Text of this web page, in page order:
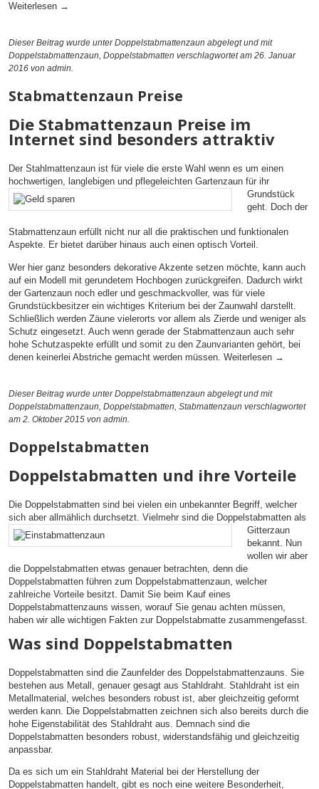
Weiterlesen →
Dieser Beitrag wurde unterDoppelstabmattenzaun abgelegt und mit
Doppelstabmattenzaun, Doppelstabmatten verschlagwortet am 26. Januar
2016 von admin.
Stabmattenzaun Preise
Die Stabmattenzaun Preise im
Internet sind besonders attraktiv
Der Stahlmattenzaun ist für viele die erste Wahl wenn es um einen
hochwertigen, langlebigen und pflegeleichten Gartenzaun für ihr
Grundstück
geht. Doch der
Stabmattenzaun erfüllt nicht nur all die praktischen und funktionalen
Aspekte. Er bietet darüber hinaus auch einen optisch Vorteil.
Wer hier ganz besonders dekorative Akzente setzen möchte, kann auch
auf ein Modell mit gerundetem Hochbogen zurückgreifen. Dadurch wirkt
der Gartenzaun noch edler und geschmackvoller, was für viele
Grundstückbesitzer ein wichtiges Kriterium bei der Zaunwahl darstellt.
Schließlich werden Zäune vielerorts vor allem als Zierde und weniger als
Schutz eingesetzt. Auch wenn gerade der Stabmattenzaun auch sehr
hohe Schutzaspekte erfüllt und somit zu den Zaunvarianten gehört, bei
denen keinerlei Abstriche gemacht werden müssen. Weiterlesen →
Dieser Beitrag wurde unterDoppelstabmattenzaun abgelegt und mit
Doppelstabmattenzaun Doppelstabmatten Stabmattenzaun verschlagwortet
am 2. Oktober 2015 von admin
Doppelstabmatten
Doppelstabmatten und ihre Vorteile
Die Doppelstabmatten sind bei vielen ein unbekannter Begriff, welcher
sich aber allmählich durchsetzt. Vielmehr sind die Doppelstabmatten als
Gitterzaun
bekannt. Nun
wollen wir aber
die Doppelstabmatten etwas genauer betrachten, denn die
Doppelstabmatten führen zum Doppelstabmattenzaun, welcher
zahlreiche Vorteile besitzt. Damit Sie beim Kauf eines
Doppelstabmattenzauns wissen, worauf Sie genau achten müssen,
haben wir alle wichtigen Fakten zur Doppelstabmatte zusammengefasst.
Was sind Doppelstabmatten
Doppelstabmatten sind die Zaunfelder des Doppelstabmattenzauns. Sie
bestehen aus Metall, genauer gesagt aus Stahldraht. Stahldraht ist ein
Metallmaterial, welches besonders robust ist, aber gleichzeitig geformt
werden kann. Die Doppelstabmatten zeichnen sich also bereits durch die
hohe Eigenstabilität des Stahldraht aus. Demnach sind die
Doppelstabmatten besonders robust, widerstandsfähig und gleichzeitig
anpassbar.
Da es sich um ein Stahldraht Material bei der Herstellung der
Doppelstabmatten handelt, gibt es noch eine weitere Besonderheit,